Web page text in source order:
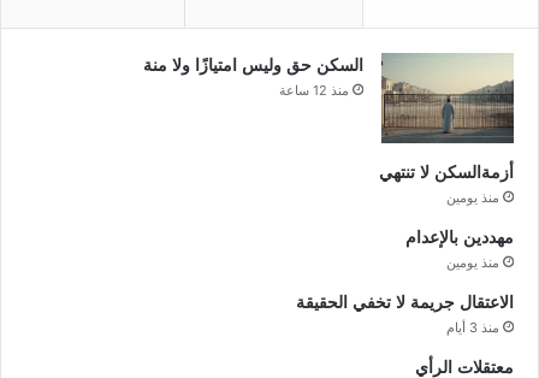
السكن حق وليس امتيازًا ولا منة
منذ 12 ساعة
أزمةالسكن لا تنتهي
منذ يومين
مهددين بالإعدام
منذ يومين
الاعتقال جريمة لا تخفي الحقيقة
منذ 3 أيام
معتقلات الرأي